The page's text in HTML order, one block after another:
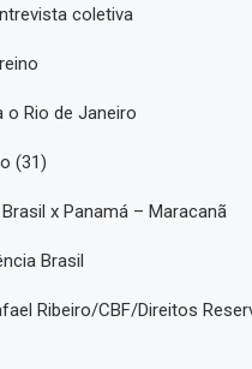
coletiva
o Rio de Janeiro
(31)
x Panamá – Maracanã
Brasil
Ribeiro/CBF/Direitos